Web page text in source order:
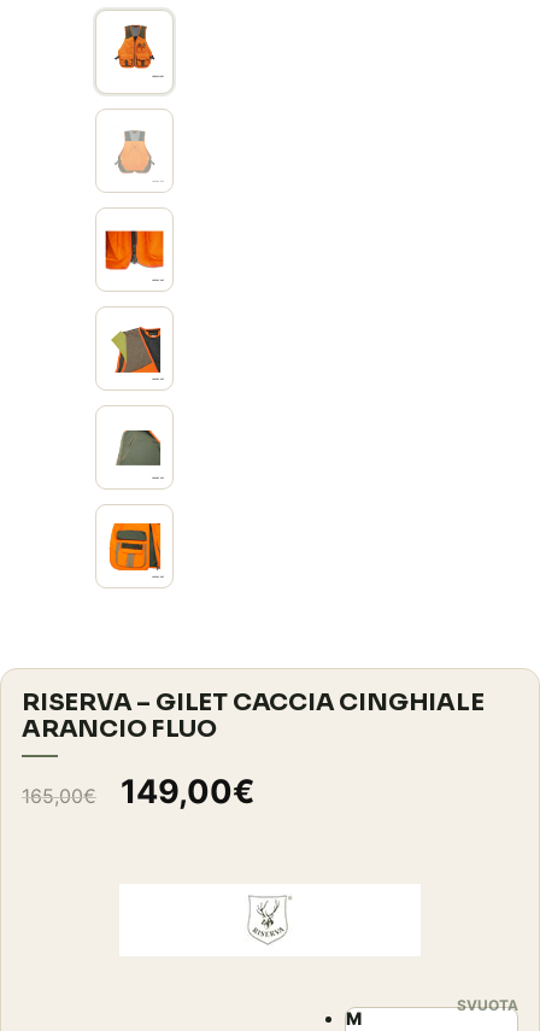
RISERVA – GILET CACCIA CINGHIALE
ARANCIO FLUO
165,00€
Il
era:
165,00€.
149,00€
è:
149,00€.
M
SVUOTA